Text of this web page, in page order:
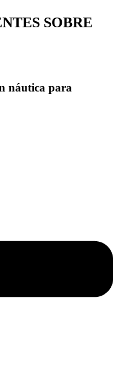
SOBRE
náutica para